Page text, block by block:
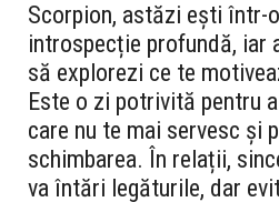
Scorpion, astăzi ești într-
introspecție profundă, iar
să explorezi ce te
Este o zi potrivită pentru
care nu te mai servesc și
schimbarea. În relații,
va întări legăturile, dar